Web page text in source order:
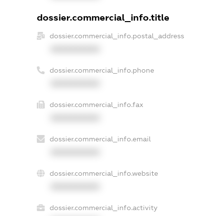
dossier.commercial_info.title
dossier.commercial_info.postal_address
dossier.commercial_info.phone
dossier.commercial_info.fax
dossier.commercial_info.email
dossier.commercial_info.website
dossier.commercial_info.activity